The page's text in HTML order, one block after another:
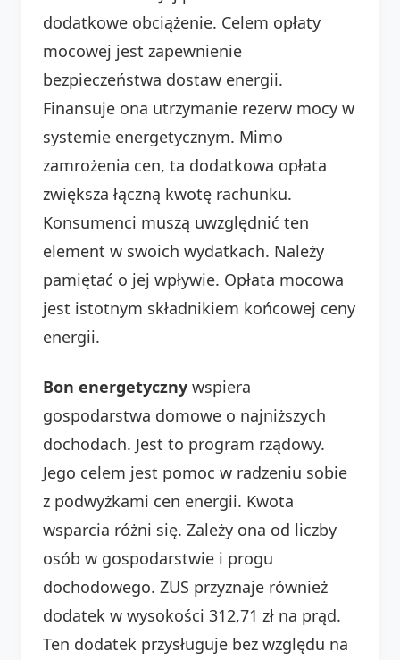
dodatkowe obciążenie. Celem opłaty
mocowej jest zapewnienie
bezpieczeństwa dostaw energii.
Finansuje ona utrzymanie rezerw mocy w
systemie energetycznym. Mimo
zamrożenia cen, ta dodatkowa opłata
zwiększa łączną kwotę rachunku.
Konsumenci muszą uwzględnić ten
element w swoich wydatkach. Należy
pamiętać o jej wpływie. Opłata mocowa
jest istotnym składnikiem końcowej ceny
energii.
Bon energetyczny wspiera
gospodarstwa domowe o najniższych
dochodach. Jest to program rządowy.
Jego celem jest pomoc w radzeniu sobie
z podwyżkami cen energii. Kwota
wsparcia różni się. Zależy ona od liczby
osób w gospodarstwie i progu
dochodowego. ZUS przyznaje również
dodatek w wysokości 312,71 zł na prąd.
Ten dodatek przysługuje bez względu na